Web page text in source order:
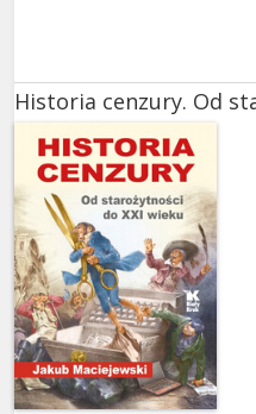
Historia cenzury. Od